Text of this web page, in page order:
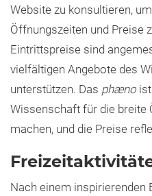
Website zu konsultieren,
Öffnungszeiten und Preise
Eintrittspreise sind
vielfältigen Angebote des
unterstützen. Das phæno
Wissenschaft für die breite
machen, und die Preise
Nach einem inspirierenden